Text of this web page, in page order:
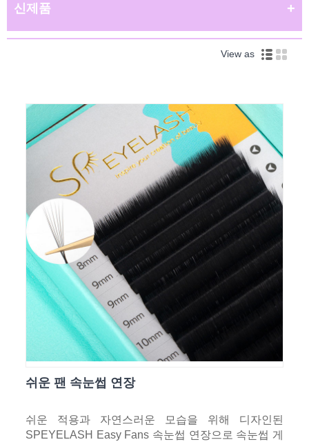
신제품
View as
쉬운 팬 속눈썹 연장
쉬운 적용과 자연스러운 모습을 위해 디자인된
SPEYELASH Easy Fans 속눈썹 연장으로 속눈썹 게